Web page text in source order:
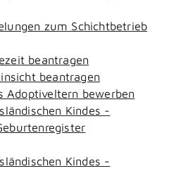
zum Schichtbetrieb
beantragen
beantragen
Adoptiveltern bewerben
Kindes -
Kindes -